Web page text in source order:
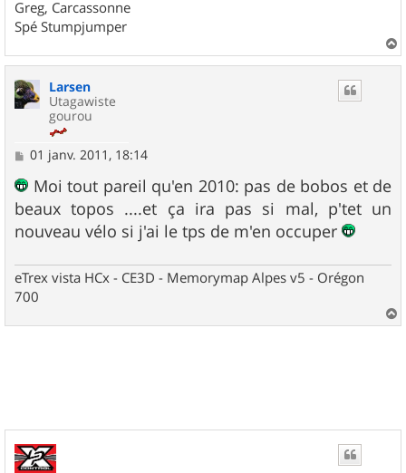
Greg, Carcassonne
Spé Stumpjumper
a
Larsen
Utagawiste
gourou
M
s
a
g
e
01 janv. 2011, 18:14
Moi tout pareil qu'en 2010: pas de bobos et de
beaux topos ....et ça ira pas si mal, p'tet un
nouveau vélo si j'ai le tps de m'en occuper
eTrex vista HCx - CE3D - Memorymap Alpes v5 - Orégon
700
a